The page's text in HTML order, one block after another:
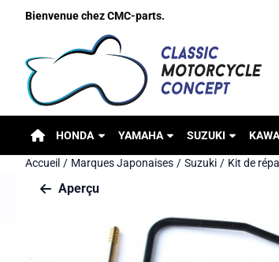
Préférences de cookies disponibles. Choisissez
Bienvenue chez CMC-parts.
HONDA YAMAHA SUZUKI
Accueil / Marques Japonaises / Suzuki / Kit de
Aperçu